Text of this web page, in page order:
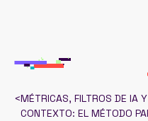
<MÉTRICAS, FILTROS DE IA
CONTEXTO: EL MÉTODO